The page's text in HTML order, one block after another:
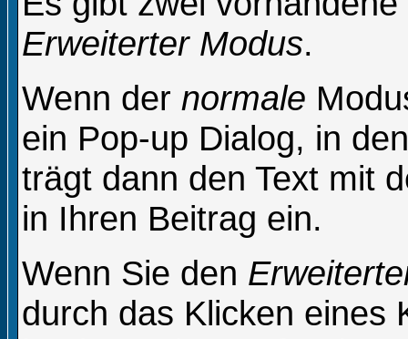
Erweiterter Modus.
Wenn der normale
ein Pop-up Dialog, in
trägt dann den Text mit
in Ihren Beitrag ein.
Wenn Sie den
durch das Klicken eines